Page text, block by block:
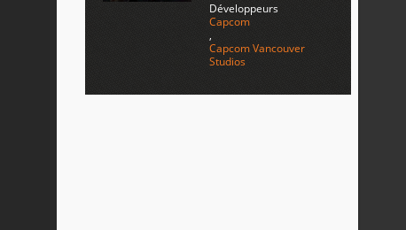
Développeurs
Capcom
,
Capcom Vancouver
Studios